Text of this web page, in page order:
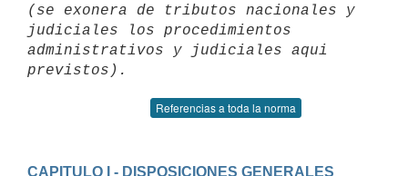
(se exonera de tributos nacionales y
judiciales los procedimientos
administrativos y judiciales aqui
Referencias a toda la norma
CAPITULO I - DISPOSICIONES GENERALES